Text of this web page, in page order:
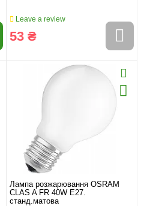
Leave a review
53 ₴
Лампа розжарювання OSRAM
CLAS A FR 40W E27.
станд.матова